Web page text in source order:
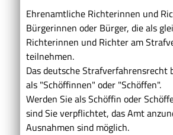
Ehrenamtliche Richterinnen und
Bürgerinnen oder Bürger, die als
Richterinnen und Richter am
teilnehmen.
Das deutsche Strafverfahrensrecht
als "Schöffinnen" oder "Schöffen".
Werden Sie als Schöffin oder
sind Sie verpflichtet, das Amt
Ausnahmen sind möglich.